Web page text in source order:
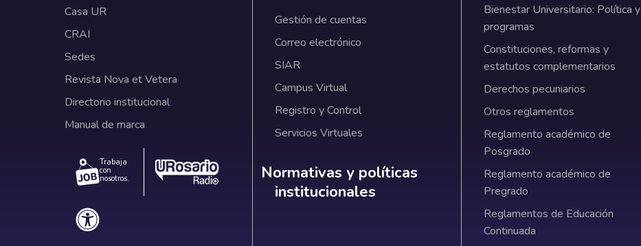
Casa UR
CRAI
Sedes
Revista Nova et Vetera
Directorio institucional
Manual de marca
Trabaja
con
nosotros.
Gestión de cuentas
Correo electrónico
SIAR
Campus Virtual
Registro y Control
Servicios Virtuales
Normativas y políticas institucionales
Normativas y políticas
institucionales
Bienestar Universitario: Política y
programas
Constituciones, reformas y
estatutos complementarios
Derechos pecuniarios
Otros reglamentos
Reglamento académico de
Posgrado
Reglamento académico de
Pregrado
Reglamentos de Educación
Continuada